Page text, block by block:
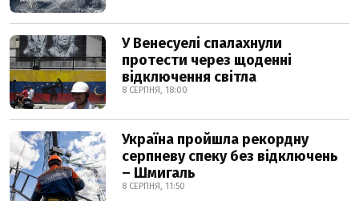
У Венесуелі спалахнули
протести через щоденні
відключення світла
8 СЕРПНЯ, 18:00
Україна пройшла рекордну
серпневу спеку без відключень
– Шмигаль
8 СЕРПНЯ, 11:50